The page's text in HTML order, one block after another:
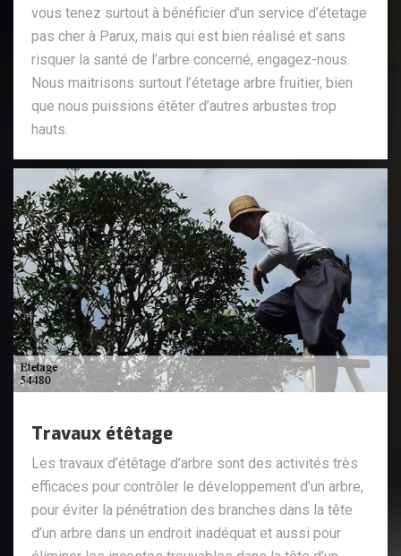
vous tenez surtout à bénéficier d’un service d’étetage
pas cher à Parux, mais qui est bien réalisé et sans
risquer la santé de l’arbre concerné, engagez-nous.
Nous maitrisons surtout l’étetage arbre fruitier, bien
que nous puissions étêter d’autres arbustes trop
hauts.
Travaux étêtage
Les travaux d’étêtage d’arbre sont des activités très
efficaces pour contrôler le développement d’un arbre,
pour éviter la pénétration des branches dans la tête
d’un arbre dans un endroit inadéquat et aussi pour